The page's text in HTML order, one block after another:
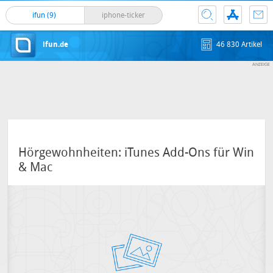
ifun (9) iphone-ticker
ifun.de 46 830 Artikel
Hörgewohnheiten: iTunes Add-Ons für Win
& Mac